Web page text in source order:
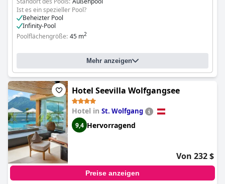
Ist es ein spezieller Pool?
Beheizter Pool
Infinity-Pool
Poolflächengröße: 45 m2
Mehr anzeigen
Hotel Seevilla Wolfgangsee
Hotel in St. Wolfgang
9,4 Hervorragend
Von 232 $
Preise anzeigen